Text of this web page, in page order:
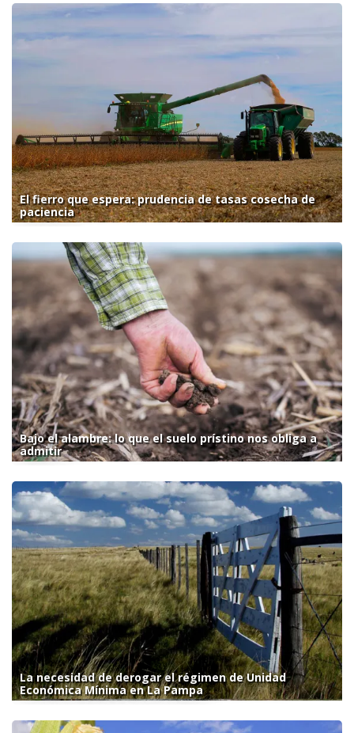
El fierro que espera: prudencia de tasas cosecha de
paciencia
Bajo el alambre: lo que el suelo prístino nos obliga a
admitir
La necesidad de derogar el régimen de Unidad
Económica Mínima en La Pampa